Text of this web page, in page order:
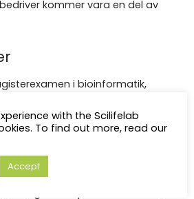
kommer vara en del av
i bioinformatik,
av att arbeta i en
med bioinformatik, genomik
NGS-data. Detta innebär:
with the Scilifelab
To find out more, read our
Accept